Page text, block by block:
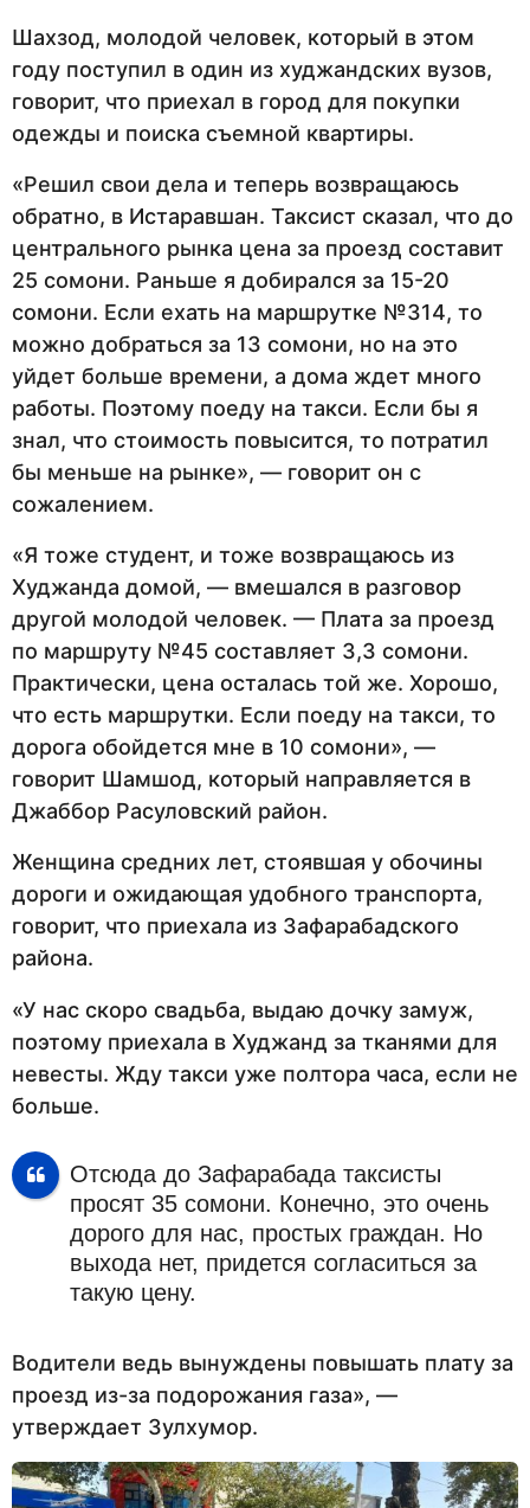
Шахзод, молодой человек, который в этом
году поступил в один из худжандских вузов,
говорит, что приехал в город для покупки
одежды и поиска съемной квартиры.
«Решил свои дела и теперь возвращаюсь
обратно, в Истаравшан. Таксист сказал, что до
центрального рынка цена за проезд составит
25 сомони. Раньше я добирался за 15-20
сомони. Если ехать на маршрутке №314, то
можно добраться за 13 сомони, но на это
уйдет больше времени, а дома ждет много
работы. Поэтому поеду на такси. Если бы я
знал, что стоимость повысится, то потратил
бы меньше на рынке», — говорит он с
сожалением.
«Я тоже студент, и тоже возвращаюсь из
Худжанда домой, — вмешался в разговор
другой молодой человек. — Плата за проезд
по маршруту №45 составляет 3,3 сомони.
Практически, цена осталась той же. Хорошо,
что есть маршрутки. Если поеду на такси, то
дорога обойдется мне в 10 сомони», —
говорит Шамшод, который направляется в
Джаббор Расуловский район.
Женщина средних лет, стоявшая у обочины
дороги и ожидающая удобного транспорта,
говорит, что приехала из Зафарабадского
района.
«У нас скоро свадьба, выдаю дочку замуж,
поэтому приехала в Худжанд за тканями для
невесты. Жду такси уже полтора часа, если не
больше.
Отсюда до Зафарабада таксисты
просят 35 сомони. Конечно, это очень
дорого для нас, простых граждан. Но
выхода нет, придется согласиться за
такую цену.
Водители ведь вынуждены повышать плату за
проезд из-за подорожания газа», —
утверждает Зулхумор.